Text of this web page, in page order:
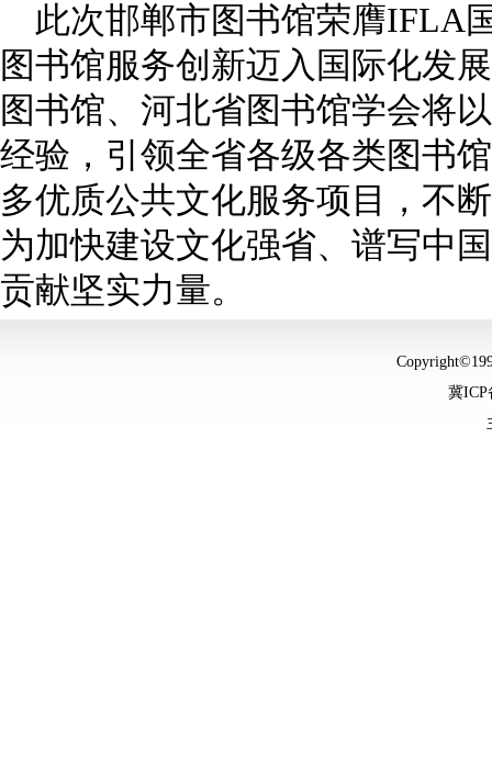
此次邯郸市图书馆荣膺IFLA
图书馆服务创新迈入国际化发
图书馆、河北省图书馆学会将
经验，引领全省各级各类图书
多优质公共文化服务项目，不
为加快建设文化强省、谱写中
贡献坚实力量。
冀ICP